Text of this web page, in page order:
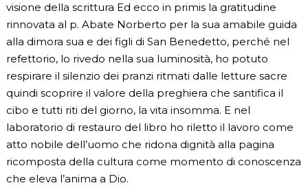
visione della scrittura Ed ecco in primis la gratitudine
rinnovata al p. Abate Norberto per la sua amabile guida
alla dimora sua e dei figli di San Benedetto, perché nel
refettorio, lo rivedo nella sua luminosità, ho potuto
respirare il silenzio dei pranzi ritmati dalle letture sacre
quindi scoprire il valore della preghiera che santifica il
cibo e tutti riti del giorno, la vita insomma. E nel
laboratorio di restauro del libro ho riletto il lavoro come
atto nobile dell’uomo che ridona dignità alla pagina
ricomposta della cultura come momento di conoscenza
che eleva l’anima a Dio.